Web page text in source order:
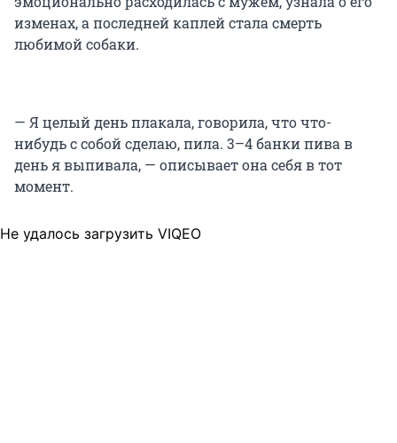
изменах, а последней каплей стала смерть
любимой собаки.
— Я целый день плакала, говорила, что что-
нибудь с собой сделаю, пила. 3–4 банки пива в
день я выпивала, — описывает она себя в тот
момент.
Не удалось загрузить VIQEO